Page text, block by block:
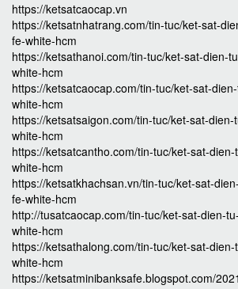
https://ketsatcaocap.vn
https://ketsatnhatrang.com/tin-tuc/ket-sat-
fe-white-hcm
https://ketsathanoi.com/tin-tuc/ket-sat-dien-
white-hcm
https://ketsatcaocap.com/tin-tuc/ket-sat-
white-hcm
https://ketsatsaigon.com/tin-tuc/ket-sat-
white-hcm
https://ketsatcantho.com/tin-tuc/ket-sat-
white-hcm
https://ketsatkhachsan.vn/tin-tuc/ket-sat-
fe-white-hcm
http://tusatcaocap.com/tin-tuc/ket-sat-dien-
white-hcm
https://ketsathalong.com/tin-tuc/ket-sat-
white-hcm
https://ketsatminibanksafe.blogspot.com/